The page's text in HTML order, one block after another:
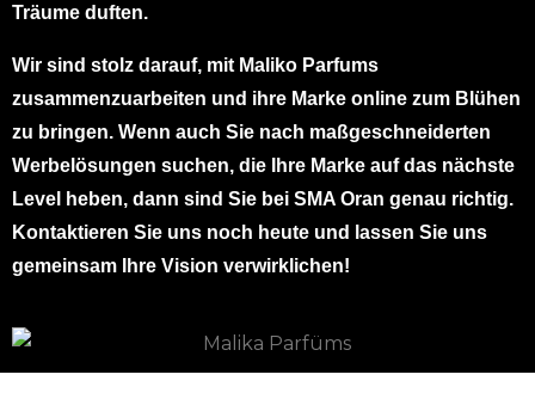
Träume duften.
Wir sind stolz darauf, mit Maliko Parfums
zusammenzuarbeiten und ihre Marke online zum Blühen
zu bringen. Wenn auch Sie nach maßgeschneiderten
Werbelösungen suchen, die Ihre Marke auf das nächste
Level heben, dann sind Sie bei SMA Oran genau richtig.
Kontaktieren Sie uns noch heute und lassen Sie uns
gemeinsam Ihre Vision verwirklichen!